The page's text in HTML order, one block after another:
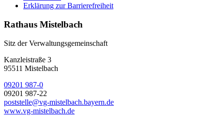
Erklärung zur Barrierefreiheit
Rathaus Mistelbach
Sitz der Verwaltungsgemeinschaft
Kanzleistraße 3
95511 Mistelbach
09201 987-0
09201 987-22
poststelle@vg-mistelbach.bayern.de
www.vg-mistelbach.de